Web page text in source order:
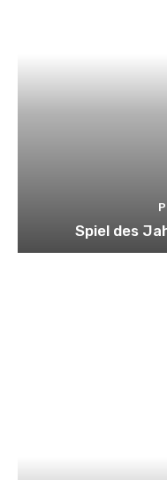
Spiel des